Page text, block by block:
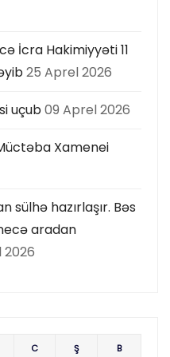
İcra Hakimiyyəti 11
25 Aprel 2026
uçub09 Aprel 2026
Xamenei
sülhə hazırlaşır. Bəs
aradan
2026
C Ş B